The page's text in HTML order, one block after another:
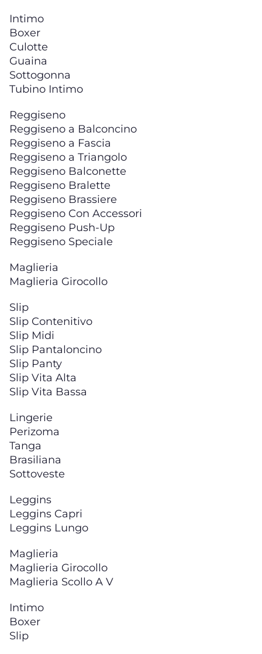
Intimo
Boxer
Culotte
Guaina
Sottogonna
Tubino Intimo
Reggiseno
Reggiseno a Balconcino
Reggiseno a Fascia
Reggiseno a Triangolo
Reggiseno Balconette
Reggiseno Bralette
Reggiseno Brassiere
Reggiseno Con Accessori
Reggiseno Push-Up
Reggiseno Speciale
Maglieria
Maglieria Girocollo
Slip
Slip Contenitivo
Slip Midi
Slip Pantaloncino
Slip Panty
Slip Vita Alta
Slip Vita Bassa
Lingerie
Perizoma
Tanga
Brasiliana
Sottoveste
Leggins
Leggins Capri
Leggins Lungo
Maglieria
Maglieria Girocollo
Maglieria Scollo A V
Intimo
Boxer
Slip